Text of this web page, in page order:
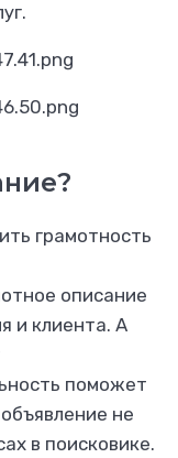
грамотность
описание
и клиента. А
поможет
не
в поисковике.